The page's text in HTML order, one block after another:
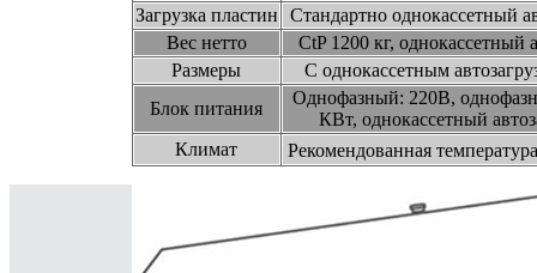
Загрузка пластин
Стандартно однокассетный
Вес нетто
CtP 1200 кг, однокассетный
Размеры
С однокассетным
Блок питания
Однофазный: 220В,
КВт, однокассетный
Климат
Рекомендованная